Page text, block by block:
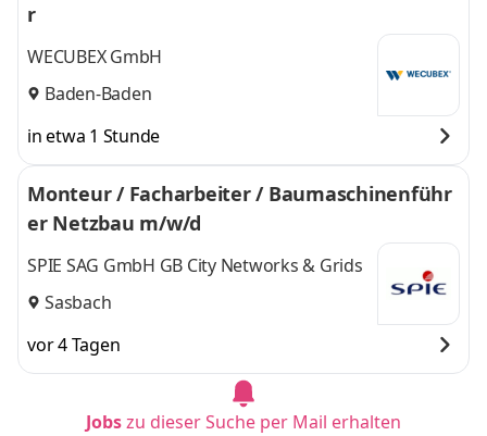
r
WECUBEX GmbH
Baden-Baden
in etwa 1 Stunde
Monteur / Facharbeiter / Baumaschinenführ
er Netzbau m/w/d
SPIE SAG GmbH GB City Networks & Grids
Sasbach
vor 4 Tagen
Jobszu dieser Suche per Mail erhalten